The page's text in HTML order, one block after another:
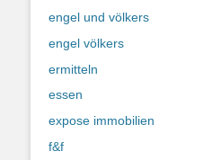
engel und völkers
engel völkers
ermitteln
essen
expose immobilien
f&f